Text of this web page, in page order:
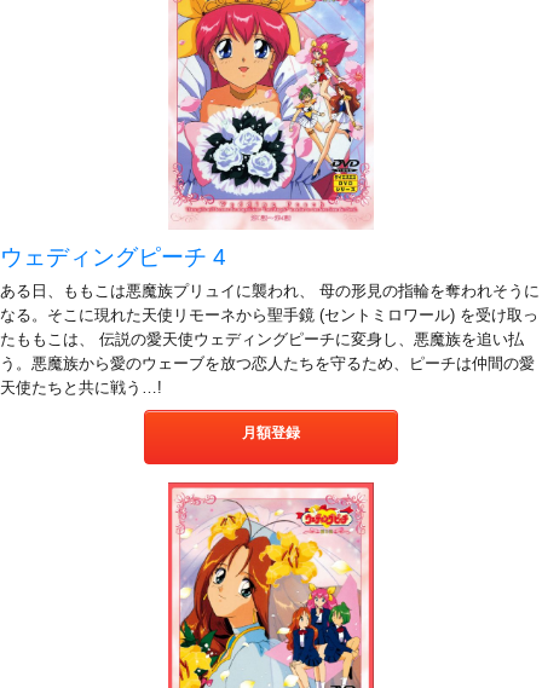
ウェディングピーチ 4
ある日、ももこは悪魔族プリュイに襲われ、 母の形見の指輪を奪われそうに
なる。そこに現れた天使リモーネから聖手鏡 (セントミロワール) を受け取っ
たももこは、 伝説の愛天使ウェディングピーチに変身し、悪魔族を追い払
う。悪魔族から愛のウェーブを放つ恋人たちを守るため、ピーチは仲間の愛
天使たちと共に戦う…!
月額登録